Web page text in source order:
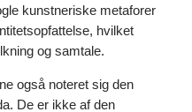
kunstneriske metaforer
hvilket
og samtale.
også noteret sig den
De er ikke af den